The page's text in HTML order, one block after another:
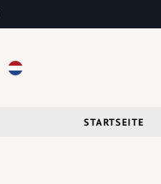
STARTSEITE